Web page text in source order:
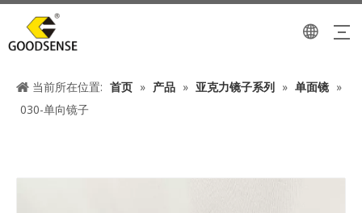
当前所在位置: 首页 » 产品 » 亚克力镜子系列 » 单面镜 »
030-单向镜子